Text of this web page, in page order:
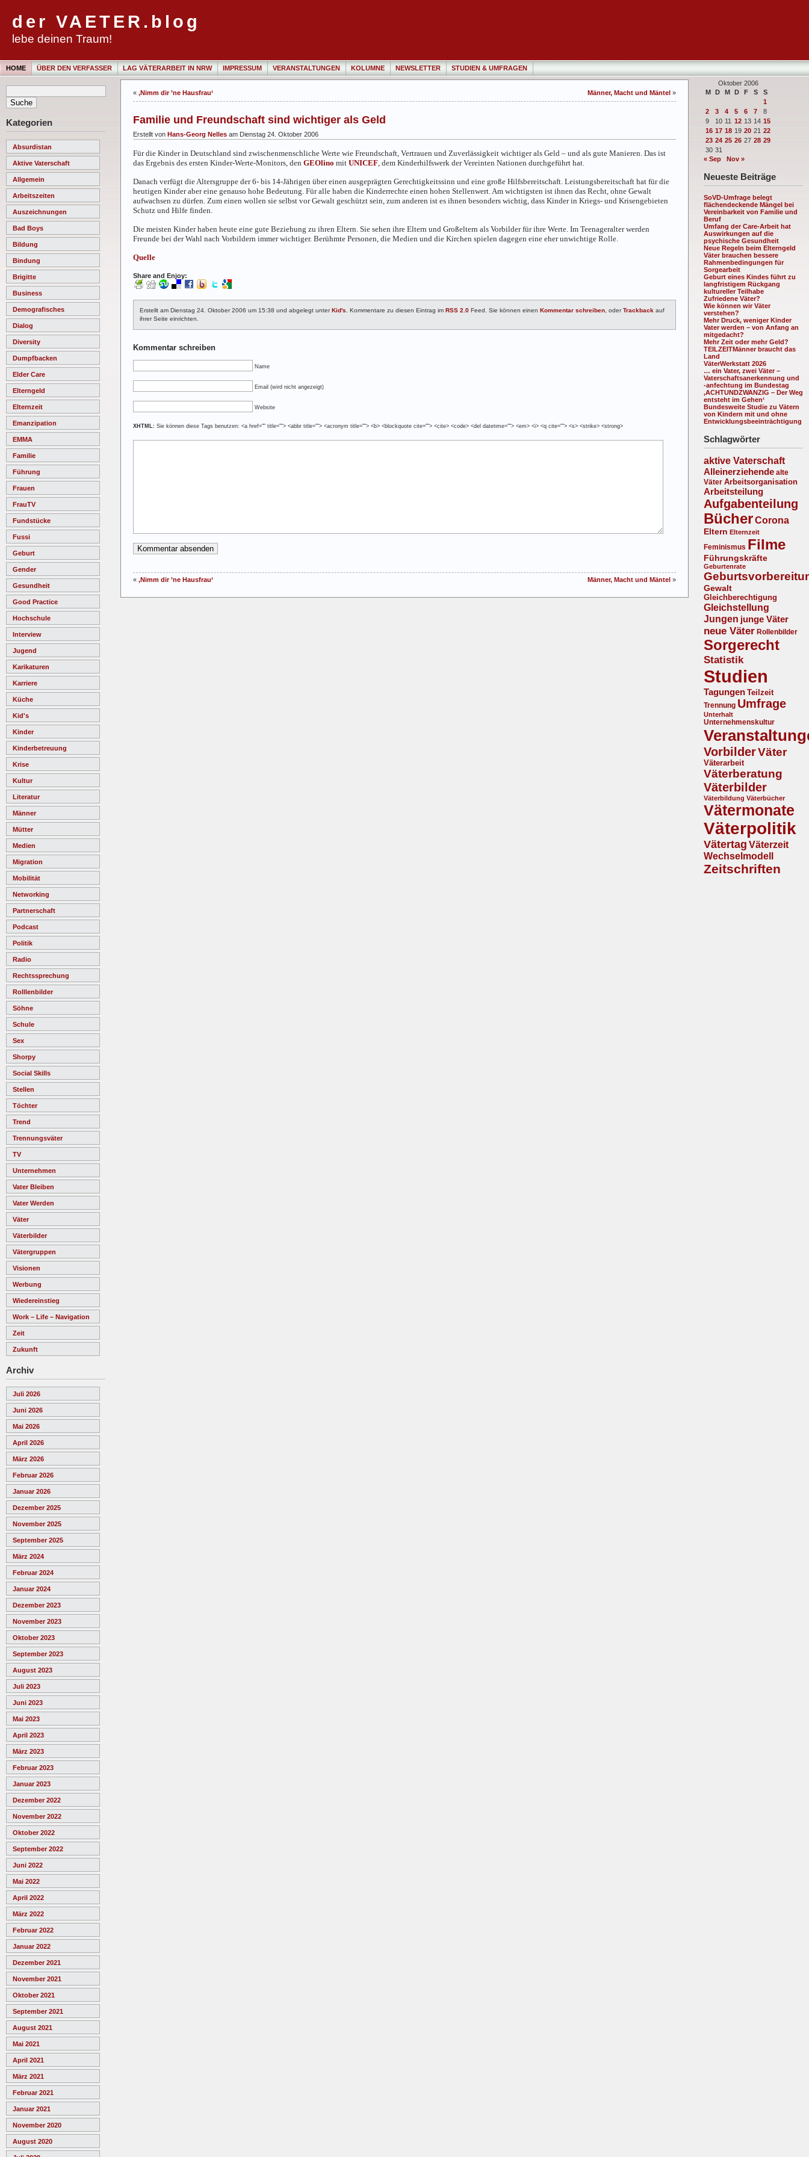
der VAETER.blog
lebe deinen Traum!
HOME ÜBER DEN VERFASSER LAG VÄTERARBEIT IN NRW IMPRESSUM VERANSTALTUNGEN KOLUMNE NEWSLETTER STUDIEN & UMFRAGEN
Kategorien
Absurdistan
Aktive Vaterschaft
Allgemein
Arbeitszeiten
Auszeichnungen
Bad Boys
Bildung
Bindung
Brigitte
Business
Demografisches
Dialog
Diversity
Dumpfbacken
Elder Care
Elterngeld
Elternzeit
Emanzipation
EMMA
Familie
Führung
Frauen
FrauTV
Fundstücke
Fussi
Geburt
Gender
Gesundheit
Good Practice
Hochschule
Interview
Jugend
Karikaturen
Karriere
Küche
Kid's
Kinder
Kinderbetreuung
Krise
Kultur
Literatur
Männer
Mütter
Medien
Migration
Mobilität
Networking
Partnerschaft
Podcast
Politik
Radio
Rechtssprechung
Rolllenbilder
Söhne
Schule
Sex
Shorpy
Social Skills
Stellen
Töchter
Trend
Trennungsväter
TV
Unternehmen
Vater Bleiben
Vater Werden
Väter
Väterbilder
Vätergruppen
Visionen
Werbung
Wiedereinstieg
Work – Life – Navigation
Zeit
Zukunft
Archiv
Juli 2026
Juni 2026
Mai 2026
April 2026
März 2026
Februar 2026
Januar 2026
Dezember 2025
November 2025
September 2025
März 2024
Februar 2024
Januar 2024
Dezember 2023
November 2023
Oktober 2023
September 2023
August 2023
Juli 2023
Juni 2023
Mai 2023
April 2023
März 2023
Februar 2023
Januar 2023
Dezember 2022
November 2022
Oktober 2022
September 2022
Juni 2022
Mai 2022
April 2022
März 2022
Februar 2022
Januar 2022
Dezember 2021
November 2021
Oktober 2021
September 2021
August 2021
Mai 2021
April 2021
März 2021
Februar 2021
Januar 2021
November 2020
August 2020
Oktober 2006
M D M D F S
S
1
2
3 4 5 6 7
8
9
10 11 12 13 14 15
16 17 18 19 20 21 22
23 24 25 26 27 28 29
30 31
« Sep
Nov »
Neueste Beiträge
SoVD-Umfrage belegt
flächendeckende Mängel bei
Vereinbarkeit von Familie und
Beruf
Umfang der Care-Arbeit hat
Auswirkungen auf die
psychische Gesundheit
Neue Regeln beim Elterngeld
Väter brauchen bessere
Rahmenbedingungen für
Sorgearbeit
Geburt eines Kindes führt zu
langfristigem Rückgang
kultureller Teilhabe
Zufriedene Väter?
Wie können wir Väter
verstehen?
Mehr Druck, weniger Kinder
Vater werden – von Anfang an
mitgedacht?
Mehr Zeit oder mehr Geld?
TEILZEITMänner braucht das
Land
VäterWerkstatt 2026
… ein Vater, zwei Väter –
Vaterschaftsanerkennung und
-anfechtung im Bundestag
‚ACHTUNDZWANZIG – Der Weg
entsteht im Gehen‘
Bundesweite Studie zu Vätern
von Kindern mit und ohne
Entwicklungsbeeinträchtigung
Schlagwörter
aktive Vaterschaft
Alleinerziehende alte
Väter Arbeitsorganisation
Arbeitsteilung
Aufgabenteilung
BücherCorona
Eltern Elternzeit
Feminismus Filme
Führungskräfte
Geburtenrate
Gewalt
Gleichberechtigung
Gleichstellung
Jungen junge Väter
neue Väter Rollenbilder
Sorgerecht
Statistik
Studien
Tagungen Teilzeit
Trennung Umfrage
Unterhalt
Unternehmenskultur
VorbilderVäter
Väterarbeit
Väterberatung
Väterbilder
Väterbildung Väterbücher
Vätermonate
Väterpolitik
Vätertag Väterzeit
Wechselmodell
Zeitschriften
« ‚Nimm dir ’ne Hausfrau‘ Männer, Macht und Mäntel »
Familie und Freundschaft sind wichtiger als Geld
Erstellt von Hans-Georg Nelles am Dienstag 24. Oktober 2006
Für die Kinder in Deutschland sind zwischenmenschliche Werte wie Freundschaft, Vertrauen und Zuverlässigkeit wichtiger als Geld – und als gute Manieren. Das ist
das Ergebnis des ersten Kinder-Werte-Monitors, den GEOlino mit UNICEF , dem Kinderhilfswerk der Vereinten Nationen durchgeführt hat.
Danach verfügt die Altersgruppe der 6- bis 14-Jährigen über einen ausgeprägten Gerechtigkeitssinn und eine große Hilfsbereitschaft. Leistungsbereitschaft hat für die
heutigen Kinder aber eine genauso hohe Bedeutung. Für alle haben die Kinderrechte einen hohen Stellenwert. Am wichtigsten ist ihnen das Recht, ohne Gewalt
aufwachsen zu dürfen. Zum einen wollen sie selbst vor Gewalt geschützt sein, zum anderen ist es ihnen besonders wichtig, dass Kinder in Kriegs- und Krisengebieten
Schutz und Hilfe finden.
Die meisten Kinder haben heute eine gute Beziehung zu ihren Eltern. Sie sehen ihre Eltern und Großeltern als Vorbilder für ihre Werte. Im Teenageralter werden
Freunde bei der Wahl nach Vorbildern immer wichtiger. Berühmte Personen, die Medien und die Kirchen spielen dagegen eine eher unwichtige Rolle.
Quelle
Share and Enjoy:
Erstellt am Dienstag 24. Oktober 2006 um 15:38 und abgelegt unterKid's . Kommentare zu diesen Eintrag im RSS 2.0 Feed. Sie können einen Kommentar schreiben , oderTrackback auf
ihrer Seite einrichten.
Kommentar schreiben
Name
Email (wird nicht angezeigt)
Website
XHTML: Sie können diese Tags benutzen: <a href="" title=""> <abbr title=""> <acronym title=""> <b> <blockquote cite=""> <cite> <code> <del datetime=""> <em> <i> <q cite=""> <s> <strike> <strong>
« ‚Nimm dir ’ne Hausfrau‘ Männer, Macht und Mäntel »